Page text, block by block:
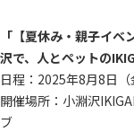
「【夏休み・親子イ
沢で、人とペットの
日程：2025年8月8日（
開催場所：小淵沢
ブ